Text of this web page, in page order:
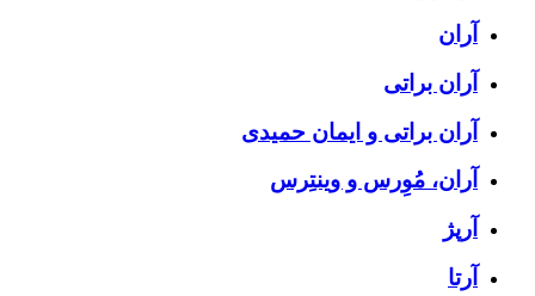
آران
آران براتی
آران براتی و ایمان حمیدی
آران، مُوِرس و وینتِرس
آرپژ
آرتا